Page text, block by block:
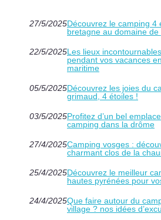
27/5/2025Découvrez le camping 4
bretagne au domaine de
22/5/2025Les lieux
pendant vos vacances
maritime
05/5/2025Découvrez les joies du
grimaud, 4 étoiles !
03/5/2025Profitez d’un bel
camping dans la drôme
27/4/2025Camping vosges :
charmant clos de la
25/4/2025Découvrez le meilleur
hautes pyrénées pour
24/4/2025Que faire autour du
village ? nos idées